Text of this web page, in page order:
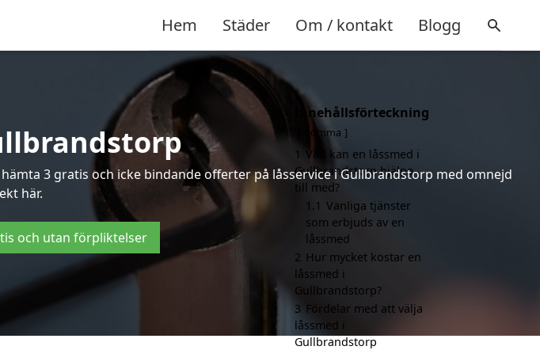
Hem Städer Om / kontakt Blogg
3 gratis och icke bindande offerter på låsservice i Gullbrandstorp med omnejd
här.
och utan förpliktelser
Innehållsförteckning
gömma
1 Vad kan en låssmed i
Gullbrandstorp hjälpa
till med?
1.1 Vanliga tjänster
som erbjuds av en
låssmed
2 Hur mycket kostar en
låssmed i
Gullbrandstorp?
3 Fördelar med att välja
låssmed i
Gullbrandstorp